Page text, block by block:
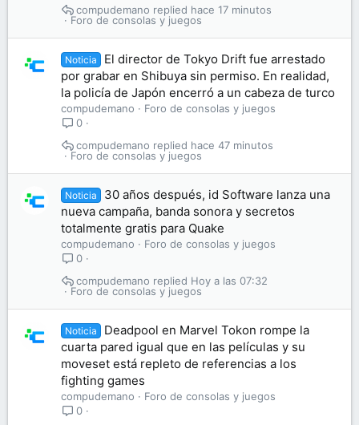
Foro de consolas y juegos
hace 17 minutos
compudemano
Noticia
El director de Tokyo Drift fue arrestado
por grabar en Shibuya sin permiso. En realidad,
la policía de Japón encerró a un cabeza de turco
compudemano
Foro de consolas y juegos
0
Foro de consolas y juegos
hace 47 minutos
compudemano
Noticia
30 años después, id Software lanza una
nueva campaña, banda sonora y secretos
totalmente gratis para Quake
compudemano
Foro de consolas y juegos
0
Foro de consolas y juegos
Hoy a las 07:32
compudemano
Noticia
Deadpool en Marvel Tokon rompe la
cuarta pared igual que en las películas y su
moveset está repleto de referencias a los
fighting games
compudemano
Foro de consolas y juegos
0